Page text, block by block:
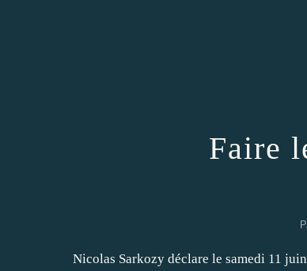
Faire
Nicolas Sarkozy déclare le samedi 11